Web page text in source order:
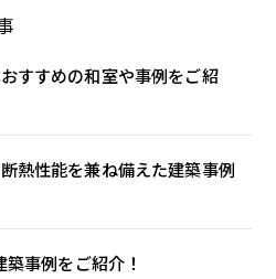
すすめの和室や事例をご紹
熱性能を兼ね備えた建築事例
築事例をご紹介！